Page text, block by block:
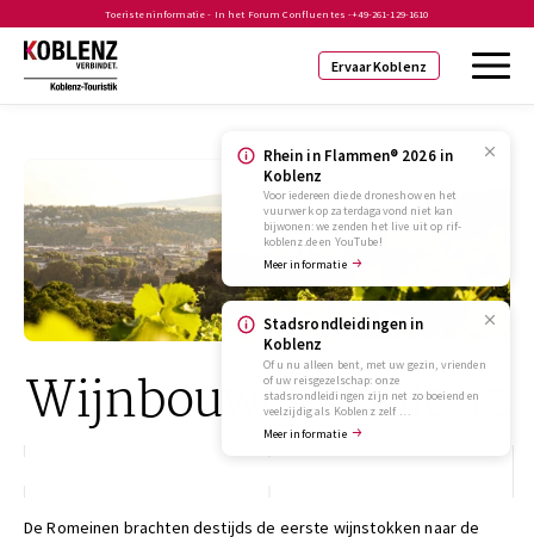
Toeristeninformatie - In het Forum Confluentes -+49-261-129-1610
Ervaar Koblenz
Rhein in Flammen® 2026 in
Koblenz
Voor iedereen die de droneshow en het
vuurwerk op zaterdagavond niet kan
bijwonen: we zenden het live uit op rif-
koblenz.de en YouTube!
Meer informatie
Stadsrondleidingen in
Koblenz
Of u nu alleen bent, met uw gezin, vrienden
of uw reisgezelschap: onze
stadsrondleidingen zijn net zo boeiend en
veelzijdig als Koblenz zelf …
Meer informatie
Wijnbouwer Koblenz
De Romeinen brachten destijds de eerste wijnstokken naar de